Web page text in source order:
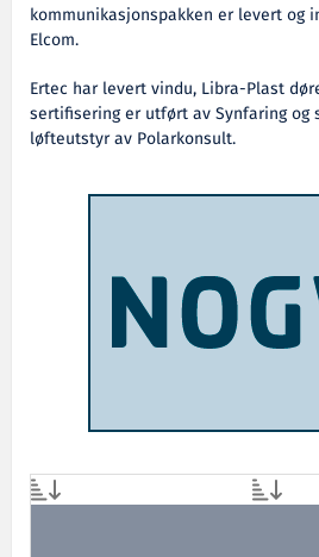
kommunikasjonspakken er levert og
Elcom.
Ertec har levert vindu, Libra-Plast
sertifisering er utført av Synfaring og
løfteutstyr av Polarkonsult.